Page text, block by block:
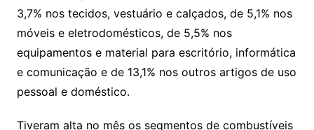
3,7% nos tecidos, vestuário e calçados, de 5,1% nos
móveis e eletrodomésticos, de 5,5% nos
equipamentos e material para escritório, informática
e comunicação e de 13,1% nos outros artigos de uso
pessoal e doméstico.
Tiveram alta no mês os segmentos de combustíveis